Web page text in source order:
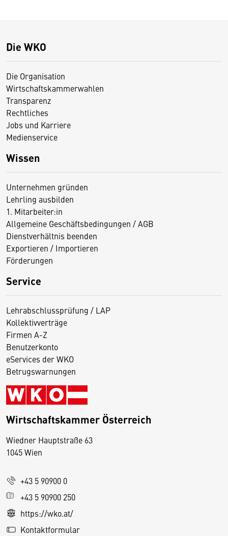
Die WKO
Die Organisation
Wirtschaftskammerwahlen
Transparenz
Rechtliches
Jobs und Karriere
Medienservice
Wissen
Unternehmen gründen
Lehrling ausbilden
1. Mitarbeiter:in
Allgemeine Geschäftsbedingungen / AGB
Dienstverhältnis beenden
Exportieren / Importieren
Förderungen
Service
Lehrabschlussprüfung / LAP
Kollektivverträge
Firmen A-Z
Benutzerkonto
eServices der WKO
Betrugswarnungen
Wirtschaftskammer Österreich
Wiedner Hauptstraße 63
1045 Wien
+43 5 90900 0
+43 5 90900 250
https://wko.at/
Kontaktformular
D
s
e
S
e